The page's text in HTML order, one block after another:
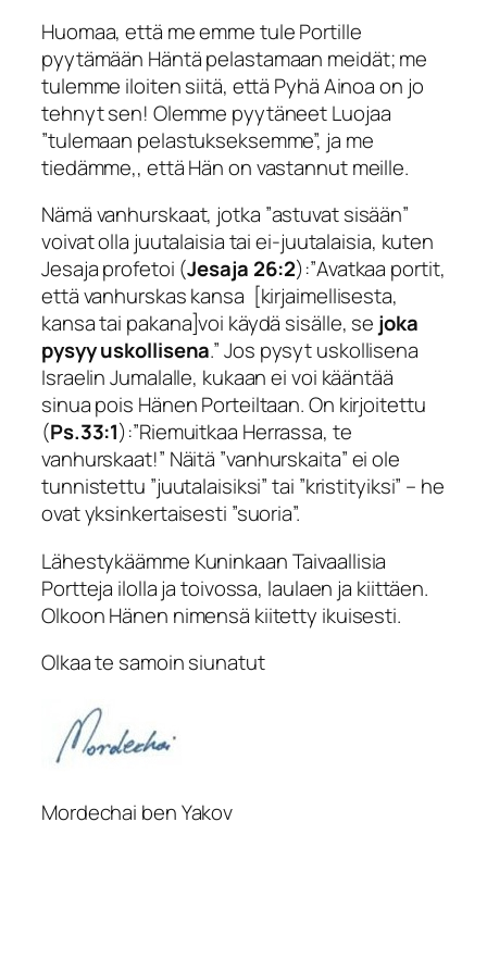
Huomaa, että me emme tule Portille
pyytämään Häntä pelastamaan meidät; me
tulemme iloiten siitä, että Pyhä Ainoa on jo
tehnyt sen! Olemme pyytäneet Luojaa
”tulemaan pelastukseksemme”, ja me
tiedämme,, että Hän on vastannut meille.
Nämä vanhurskaat, jotka ”astuvat sisään”
voivat olla juutalaisia tai ei-juutalaisia, kuten
Jesaja profetoi (Jesaja 26:2):”Avatkaa portit,
että vanhurskas kansa [kirjaimellisesta,
kansa tai pakana]voi käydä sisälle, se joka
pysyy uskollisena.” Jos pysyt uskollisena
Israelin Jumalalle, kukaan ei voi kääntää
sinua pois Hänen Porteiltaan. On kirjoitettu
(Ps.33:1):”Riemuitkaa Herrassa, te
vanhurskaat!” Näitä ”vanhurskaita” ei ole
tunnistettu ”juutalaisiksi” tai ”kristityiksi” – he
ovat yksinkertaisesti ”suoria”.
Lähestykäämme Kuninkaan Taivaallisia
Portteja ilolla ja toivossa, laulaen ja kiittäen.
Olkoon Hänen nimensä kiitetty ikuisesti.
Olkaa te samoin siunatut
Mordechai ben Yakov